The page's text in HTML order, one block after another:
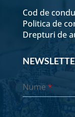
Cod de
Politica de
Drepturi de
Nume*